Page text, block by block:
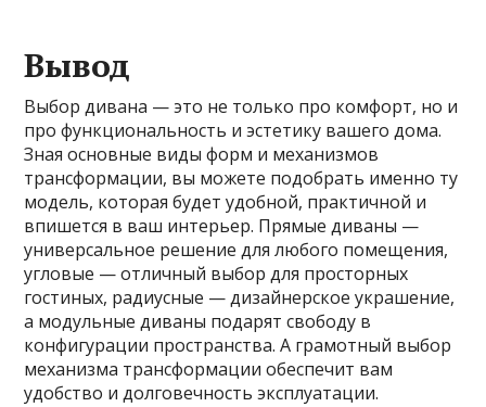
Вывод
Выбор дивана — это не только про комфорт, но и
про функциональность и эстетику вашего дома.
Зная основные виды форм и механизмов
трансформации, вы можете подобрать именно ту
модель, которая будет удобной, практичной и
впишется в ваш интерьер. Прямые диваны —
универсальное решение для любого помещения,
угловые — отличный выбор для просторных
гостиных, радиусные — дизайнерское украшение,
а модульные диваны подарят свободу в
конфигурации пространства. А грамотный выбор
механизма трансформации обеспечит вам
удобство и долговечность эксплуатации.